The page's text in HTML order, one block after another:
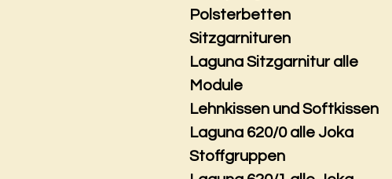
Polsterbetten
Sitzgarnituren
Laguna Sitzgarnitur alle
Module
Lehnkissen und Softkissen
Laguna 620/0 alle Joka
Stoffgruppen